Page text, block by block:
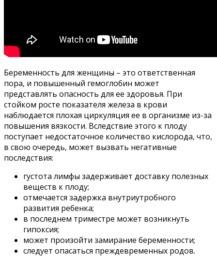
Беременность для женщины – это ответственная
пора, и повышенный гемоглобин может
представлять опасность для ее здоровья. При
стойком росте показателя железа в крови
наблюдается плохая циркуляция ее в организме из-за
повышения вязкости. Вследствие этого к плоду
поступает недостаточное количество кислорода, что,
в свою очередь, может вызвать негативные
последствия:
густота лимфы задерживает доставку полезных
веществ к плоду;
отмечается задержка внутриутробного
развития ребенка;
в последнем триместре может возникнуть
гипоксия;
может произойти замирание беременности;
следует опасаться преждевременных родов.